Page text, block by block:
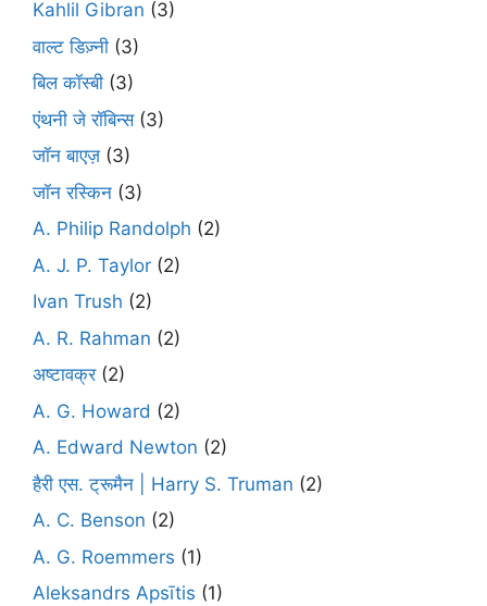
Kahlil Gibran (3)
वाल्ट डिज़्नी (3)
बिल कॉस्बी (3)
एंथनी जे रॉबिन्स(3)
जॉन बाएज़ (3)
जॉन रस्किन (3)
A. Philip Randolph (2)
A. J. P. Taylor (2)
Ivan Trush (2)
A. R. Rahman (2)
अष्टावक्र(2)
A. G. Howard (2)
A. Edward Newton (2)
हैरी एस. ट्रूमैन | Harry S. Truman (2)
A. C. Benson (2)
A. G. Roemmers (1)
Aleksandrs Apsītis (1)